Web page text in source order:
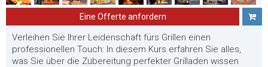
Eine Offerte anfordern
Verleihen Sie Ihrer Leidenschaft fürs Grillen einen
professionellen Touch: In diesem Kurs erfahren Sie alles,
was Sie über die Zubereitung perfekter Grilladen wissen